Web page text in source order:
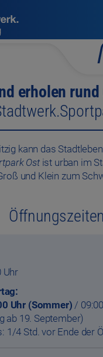
erholen
kann das
Ostist urban im
und Klein zum
Öffnungszeiten
Uhr
Uhr (Sommer) /
ab 19. September)
1/4 Std. vor Ende der